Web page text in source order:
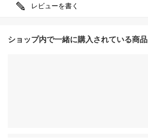
レビューを書く
ショップ内で一緒に購入されている商品